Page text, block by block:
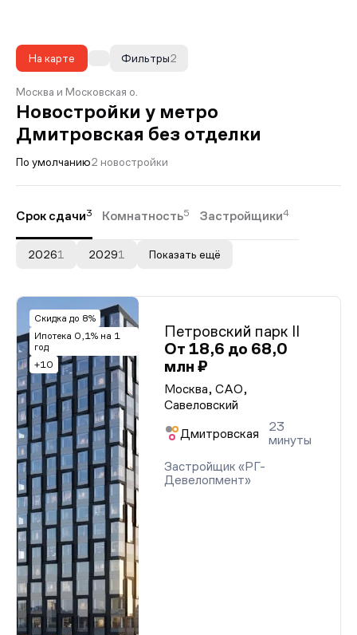
На карте 2
Фильтры
Москва и Московская о.
Новостройки у метро
Дмитровская без отделки
По умолчанию2 новостройки
Срок сдачи3 Комнатность5 Застройщики4
20261 20291 Показать ещё
Скидка до 8%
Ипотека 0,1% на 1
год
+10
Петровский парк II
От 18,6 до 68,0
млн ₽
Москва, САО,
Савеловский
Дмитровская
23
минуты
Застройщик «РГ-
Девелопмент»